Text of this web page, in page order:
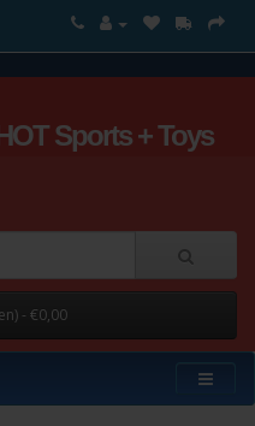
Sports + Toys
- €0,00